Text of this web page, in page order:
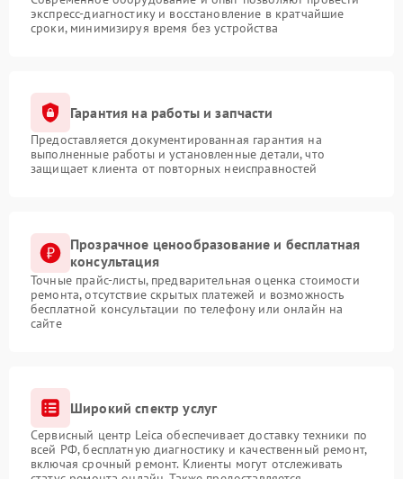
экспресс-диагностику и восстановление в кратчайшие
сроки, минимизируя время без устройства
Гарантия на работы и запчасти
Предоставляется документированная гарантия на
выполненные работы и установленные детали, что
защищает клиента от повторных неисправностей
Прозрачное ценообразование и бесплатная
консультация
Точные прайс-листы, предварительная оценка стоимости
ремонта, отсутствие скрытых платежей и возможность
бесплатной консультации по телефону или онлайн на
сайте
Широкий спектр услуг
Сервисный центр Leica обеспечивает доставку техники по
всей РФ, бесплатную диагностику и качественный ремонт,
включая срочный ремонт. Клиенты могут отслеживать